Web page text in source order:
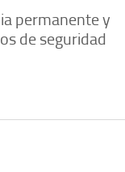
permanente y
de seguridad